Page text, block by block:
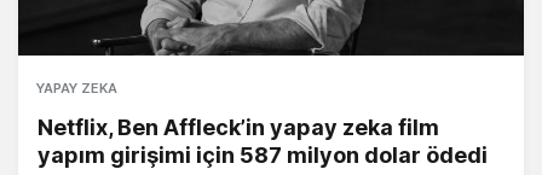
YAPAY ZEKA
Netflix, Ben Affleck’in yapay zeka film
yapım girişimi için 587 milyon dolar ödedi